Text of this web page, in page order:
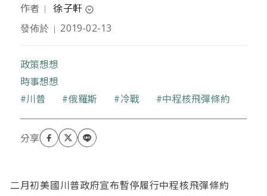
作者 ｜ 徐子軒 expand_circle_down
本文作者是淡江大學國際事務與戰略研究所博士
發佈於 ｜ 2019-02-13
政策想想
時事想想
關鍵字
川普 俄羅斯 冷戰 中程核飛彈條約
二月初美國川普政府宣布暫停履行中程核飛彈條約